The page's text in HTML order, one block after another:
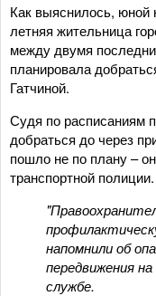
Как выяснилось, юной
летняя жительница
между двумя
планировала
Гатчиной.
Судя по расписаниям
добраться до через
пошло не по плану –
транспортной полиции.
напомнили об
передвижения
службе.